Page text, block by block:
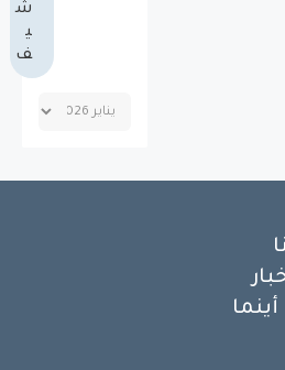
ش
ي
ف